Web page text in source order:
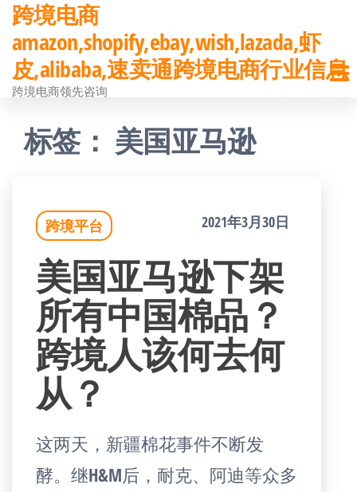
前
往
内
跨境电商
amazon,shopify,ebay,wish,lazada,虾
皮,alibaba,速卖通跨境电商行业信息
跨境电商领先咨询
标签： 美国亚马逊
跨境平台 2021年3月30日
美国亚马逊下架
所有中国棉品？
跨境人该何去何
从？
这两天，新疆棉花事件不断发
酵。继H&M后，耐克、阿迪等众多